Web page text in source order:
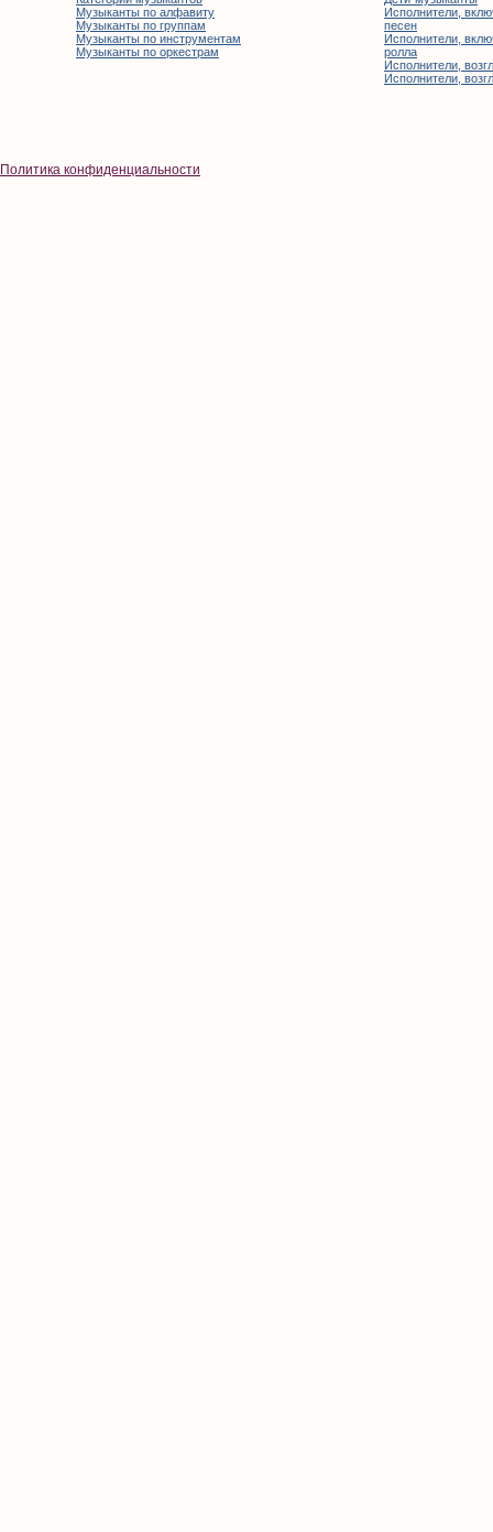
Музыканты по алфавиту
Музыканты по группам
Музыканты по инструментам
Музыканты по оркестрам
Исполнители,
песен
Исполнители,
ролла
Исполнители,
Исполнители,
Политика конфиденциальности